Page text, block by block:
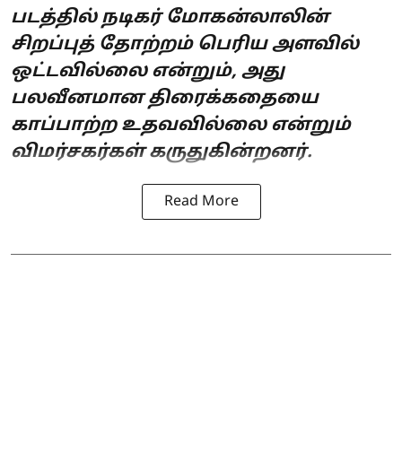
படத்தில் நடிகர் மோகன்லாலின்
சிறப்புத் தோற்றம் பெரிய அளவில்
ஒட்டவில்லை என்றும், அது
பலவீனமான திரைக்கதையை
காப்பாற்ற உதவவில்லை என்றும்
விமர்சகர்கள் கருதுகின்றனர்.
Read More